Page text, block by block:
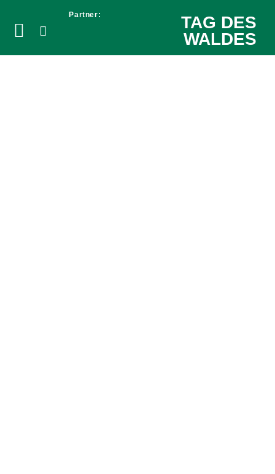
Partner:
TAG DES
WALDES